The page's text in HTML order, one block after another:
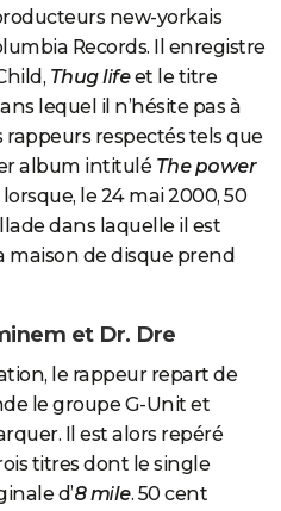
new-yorkais
Records. Il enregistre
Thug lifeet le titre
lequel il n’hésite pas à
respectés tels que
album intitulé The power
le 24 mai 2000, 50
dans laquelle il est
maison de disque prend
et Dr. Dre
le rappeur repart de
le groupe G-Unit et
Il est alors repéré
titres dont le single
d’8 mile. 50 cent